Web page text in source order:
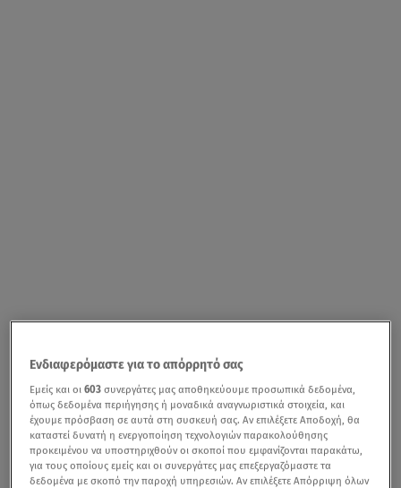
Ενδιαφερόμαστε για το απόρρητό σας
Εμείς και οι603 συνεργάτες μας αποθηκεύουμε προσωπικά δεδομένα,
όπως δεδομένα περιήγησης ή μοναδικά αναγνωριστικά στοιχεία, και
έχουμε πρόσβαση σε αυτά στη συσκευή σας. Αν επιλέξετε Αποδοχή, θα
καταστεί δυνατή η ενεργοποίηση τεχνολογιών παρακολούθησης
προκειμένου να υποστηριχθούν οι σκοποί που εμφανίζονται παρακάτω,
για τους οποίους εμείς και οι συνεργάτες μας επεξεργαζόμαστε τα
δεδομένα με σκοπό την παροχή υπηρεσιών. Αν επιλέξετε Απόρριψη όλων